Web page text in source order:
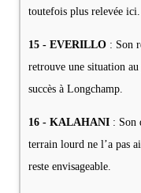
toutefois plus relevée ici.
15 - EVERILLO : Son
retrouve une situation
succès à Longchamp.
16 - KALAHANI : Son
terrain lourd ne l’a pas
reste envisageable.